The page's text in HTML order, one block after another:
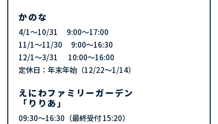
かのな
4/1～10/31 9:00～17:00
11/1～11/30 9:00～16:30
12/1～3/31 10:00～16:00
定休日：年末年始（12/22〜1/14）
えにわファミリーガーデン
「りりあ」
09:30～16:30（最終受付 15:20）